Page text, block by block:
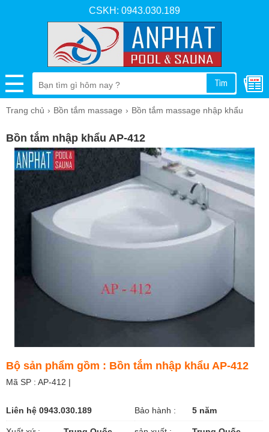
CSKH: 0943.030.189
Tìm
Trang chủ Bồn tắm massage Bồn tắm massage nhập khẩu
Bồn tắm nhập khẩu AP-412
Bộ sản phẩm gồm : Bồn tắm nhập khẩu AP-412
Mã SP : AP-412 |
Liên hệ 0943.030.189 Bảo hành : 5 năm